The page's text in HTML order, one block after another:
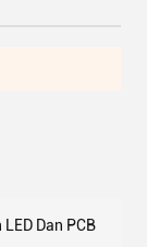
Dan PCB